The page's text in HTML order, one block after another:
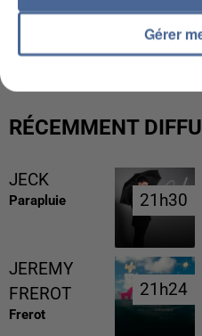
UNE TOURISTE DE
COULÉE DE BOUE EN
RÉCEMMENT
JECK
Parapluie 21h30
21h30
JEREMY
FREROT
Frerot
21h24
21h24
Gérer